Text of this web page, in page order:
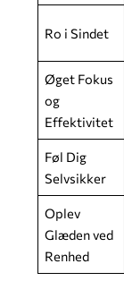
Ro i Sindet
Øget Fokus
og
Effektivitet
Føl Dig
Selvsikker
Oplev
Glæden ved
Renhed